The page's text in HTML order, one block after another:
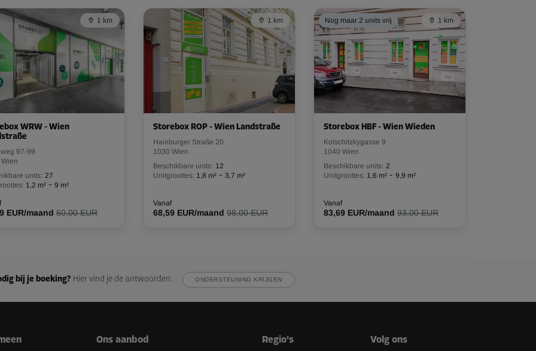
-10%
222,00 EUR/maand
Vanaf 199,79 EUR/maand
118,00 EUR/maand
Vanaf
270,00 EUR/maand
1 km
WRW - Wien
97-99
units: 27
1,2 m² - 9 m²
EUR/maand 60,00 EUR
1 km
Storebox ROP - Wien Landstraße
Hainburger Straße 20
1030 Wien
Beschikbare units: 12
Unitgroottes: 1,8 m² - 3,7 m²
Vanaf
68,59 EUR/maand 98,00 EUR
Nog maar 2 units vrij 1 km
Storebox HBF - Wien Wieden
Kolschitzkygasse 9
1040 Wien
Beschikbare units: 2
Unitgroottes: 1,6 m² - 9,9 m²
Vanaf
83,69 EUR/maand 93,00 EUR
bij je boeking? Hier vind je de antwoorden. ONDERSTEUNING KRIJGEN
Ons aanbod Regio's Volg ons